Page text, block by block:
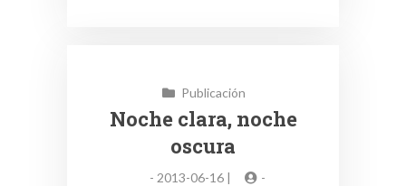
Publicación
Noche clara, noche
oscura
- 2013-06-16 | -